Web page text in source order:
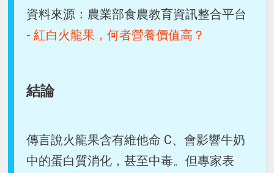
資料來源：農業部食農教育資訊整合平台
-紅白火龍果，何者營養價值高？
結論
傳言說火龍果含有維他命 C、會影響牛奶
中的蛋白質消化，甚至中毒。但專家表